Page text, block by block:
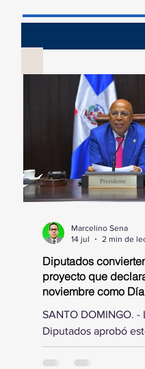
Diputados
proyecto que
noviembre como Día
SANTO DOMINGO. -
Diputados aprobó
acoger las
por el Senado de la
Marcelino Sena
14 jul
2 min de